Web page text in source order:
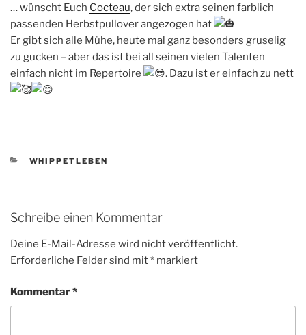
… wünscht Euch Cocteau, der sich extra seinen farblich
passenden Herbstpullover angezogen hat
Er gibt sich alle Mühe, heute mal ganz besonders gruselig
zu gucken – aber das ist bei all seinen vielen Talenten
einfach nicht im Repertoire
. Dazu ist er einfach zu nett
KATEGORIEN
WHIPPETLEBEN
Schreibe einen Kommentar
Deine E-Mail-Adresse wird nicht veröffentlicht.
Erforderliche Felder sind mit* markiert
Kommentar*